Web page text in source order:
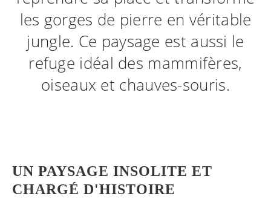
les gorges de pierre en véritable
jungle. Ce paysage est aussi le
refuge idéal des mammifères,
oiseaux et chauves-souris.
UN PAYSAGE INSOLITE ET
CHARGÉ D'HISTOIRE